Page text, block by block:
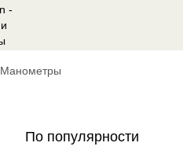
Манометры
По популярности